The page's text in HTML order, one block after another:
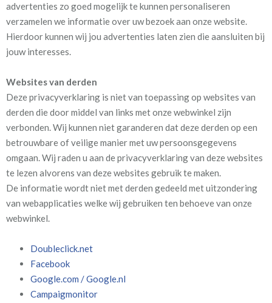
advertenties zo goed mogelijk te kunnen personaliseren
verzamelen we informatie over uw bezoek aan onze website.
Hierdoor kunnen wij jou advertenties laten zien die aansluiten bij
jouw interesses.
Websites van derden
Deze privacyverklaring is niet van toepassing op websites van
derden die door middel van links met onze webwinkel zijn
verbonden. Wij kunnen niet garanderen dat deze derden op een
betrouwbare of veilige manier met uw persoonsgegevens
omgaan. Wij raden u aan de privacyverklaring van deze websites
te lezen alvorens van deze websites gebruik te maken.
De informatie wordt niet met derden gedeeld met uitzondering
van webapplicaties welke wij gebruiken ten behoeve van onze
webwinkel.
Doubleclick.net
Facebook
Google.com / Google.nl
Campaigmonitor